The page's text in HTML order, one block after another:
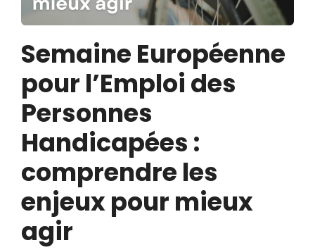
Semaine Européenne
pour l’Emploi des
Personnes
Handicapées :
comprendre les
enjeux pour mieux
agir